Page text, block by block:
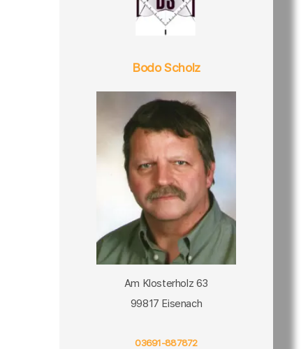
Bodo Scholz
Am Klosterholz 63
99817 Eisenach
03691-887872